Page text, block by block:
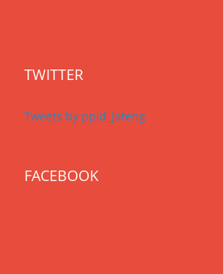
TWITTER
Tweets by ppid_jateng
FACEBOOK